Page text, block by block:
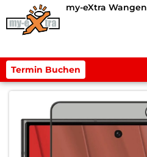
my-eXtra Wangen
Termin Buchen